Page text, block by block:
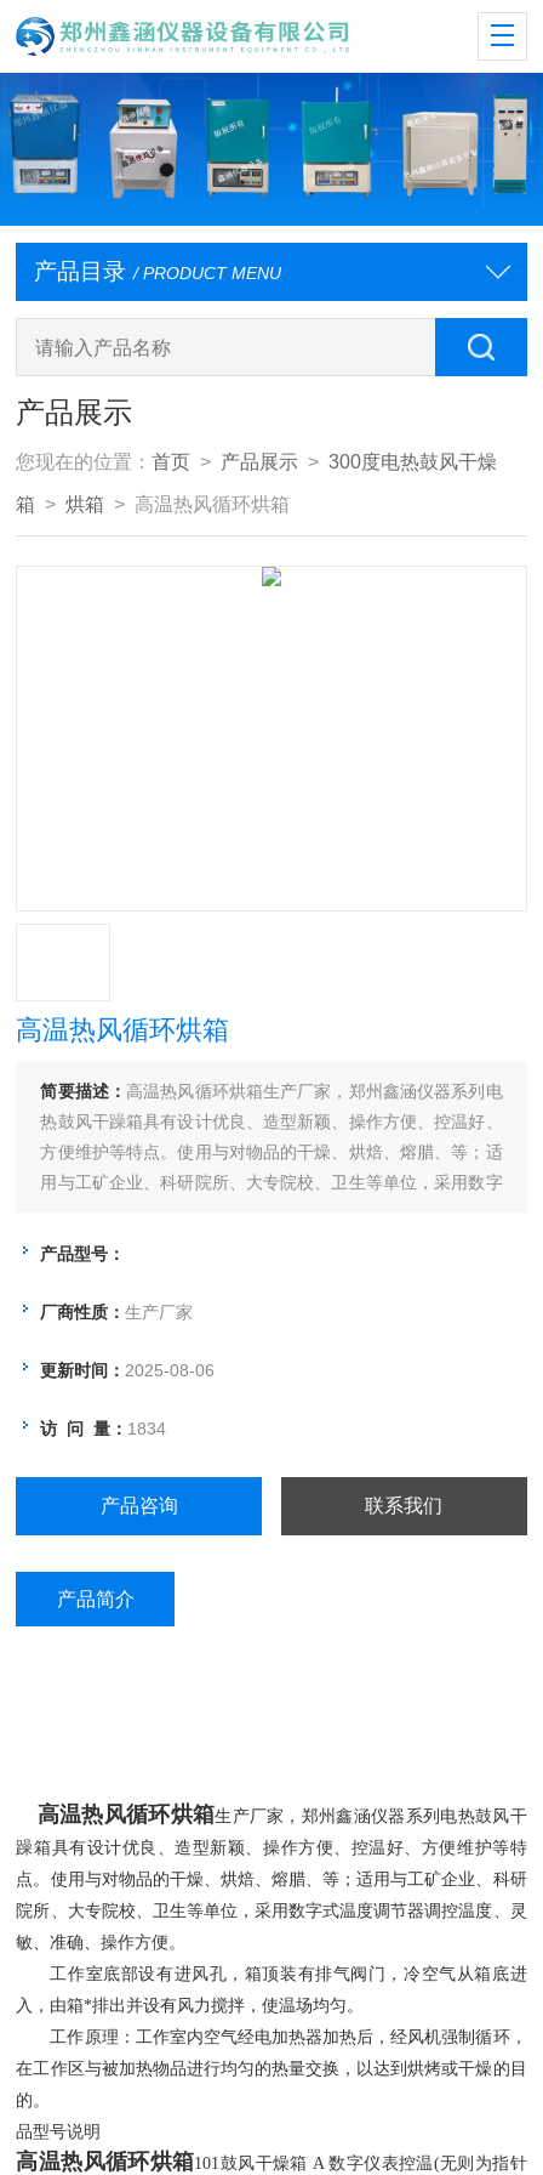
产品目录 / PRODUCT MENU
产品展示
您现在的位置：首页 > 产品展示 >300度电热鼓风干燥
箱 >烘箱 > 高温热风循环烘箱
高温热风循环烘箱
简要描述： 高温热风循环烘箱生产厂家，郑州鑫涵仪器系列电
热鼓风干躁箱具有设计优良、造型新颖、操作方便、控温好、
方便维护等特点。使用与对物品的干燥、烘焙、熔腊、等；适
用与工矿企业、科研院所、大专院校、卫生等单位，采用数字
产品型号：
厂商性质：生产厂家
更新时间： 2025-08-06
访 问 量： 1834
产品咨询 联系我们
产品简介
高温热风循环烘箱生产厂家，郑州鑫涵仪器 系列电热鼓风干
躁箱具有设计优良、造型新颖、操作方便、控温好、 方便维护等特
点。使用与对物品的干燥、烘焙、熔腊、等；适用与工矿企业、科研
院所、大专院校、卫生等单位 ， 采用数字式温度调节器调控温度、灵
敏、准确、操作方便。
工作室底部设有进风孔，箱顶装有排气阀门，冷空气从箱底进
入，由箱*排出并设有风力搅拌，使温场均匀。
工作原理 ： 工作室内空气经电加热器加热后，经风机强制循环，
在工作区与被加热物品进行均匀的热量交换，以达到烘烤或干燥的目
的。
品型号说明
高温热风循环烘箱101鼓风干燥箱 A 数字仪表控温(无则为指针